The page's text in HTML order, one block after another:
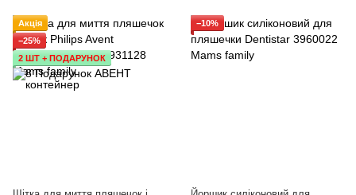
Акція
−25%
2 ШТ + ПОДАРУНОК
−10%